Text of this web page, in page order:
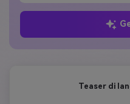
Teaser di